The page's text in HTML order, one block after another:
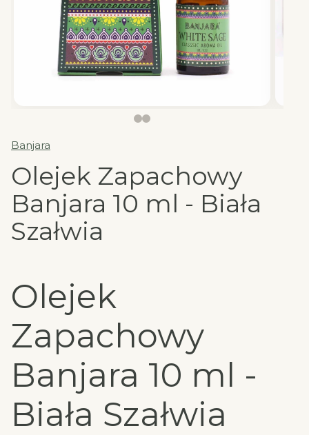
Banjara
Olejek Zapachowy
Banjara 10 ml - Biała
Szałwia
Olejek
Zapachowy
Banjara 10 ml -
Biała Szałwia